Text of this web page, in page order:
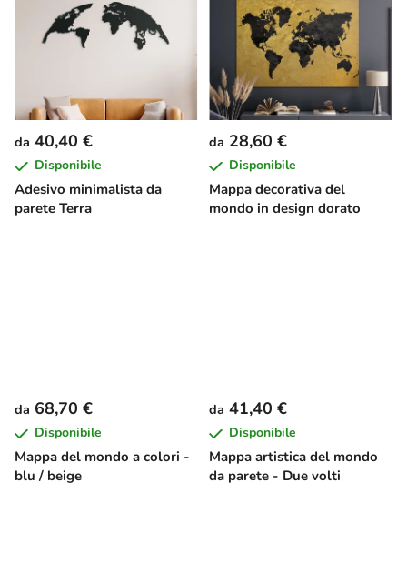
Adesivo minimalista da
parete Terra
da 40,40 €
Disponibile
Mappa decorativa del
mondo in design dorato
da 28,60 €
Disponibile
Mappa del mondo a colori -
blu / beige
da 68,70 €
Disponibile
Mappa artistica del mondo
da parete - Due volti
da 41,40 €
Disponibile